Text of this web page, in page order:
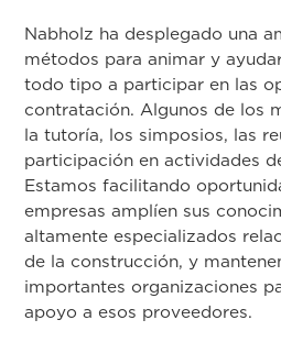
Nabholz ha desplegado una
métodos para animar y
todo tipo a participar en las
contratación. Algunos de los
la tutoría, los simposios, las
participación en actividades
Estamos facilitando
empresas amplíen sus
altamente especializados
de la construcción, y
importantes organizaciones
apoyo a esos proveedores.